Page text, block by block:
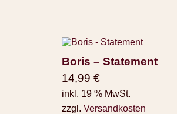
Boris – Statement
14,99 €
inkl. 19 % MwSt.
zzgl. Versandkosten